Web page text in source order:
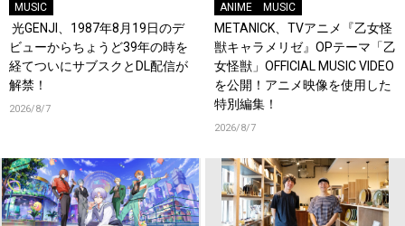
MUSIC
光GENJI、1987年8月19日のデ
ビューからちょうど39年の時を
経てついにサブスクとDL配信が
解禁！
2026/8/7
ANIME MUSIC
METANICK、TVアニメ『乙女怪
獣キャラメリゼ』OPテーマ「乙
女怪獣」OFFICIAL MUSIC VIDEO
を公開！アニメ映像を使用した
特別編集！
2026/8/7